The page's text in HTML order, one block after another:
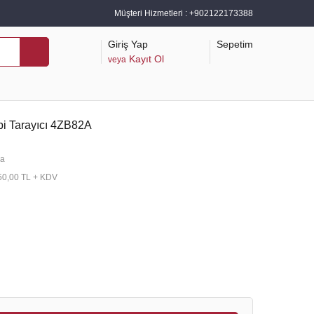
Müşteri Hizmetleri : +902122173388
Giriş Yap
veya Kayıt Ol
Sepetim
Tarayıcı 4ZB82A
TL + KDV